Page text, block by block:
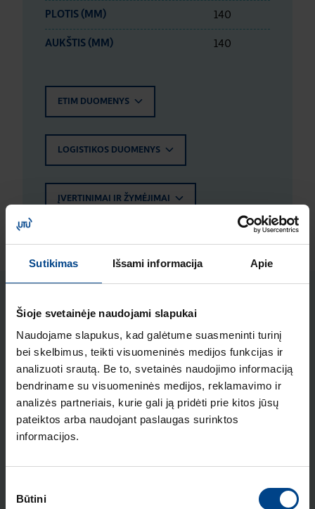
Sutikimas Išsami informacija Apie
Šioje svetainėje naudojami slapukai
Naudojame slapukus, kad galėtume suasmeninti turinį
bei skelbimus, teikti visuomeninės medijos funkcijas ir
analizuoti srautą. Be to, svetainės naudojimo informaciją
bendriname su visuomeninės medijos, reklamavimo ir
analizės partneriais, kurie gali ją pridėti prie kitos jūsų
pateiktos arba naudojant paslaugas surinktos
informacijos.
pasirinkimas
Būtini
PLOTIS (MM) 140
AUKŠTIS (MM) 140
ETIM DUOMENYS
LOGISTIKOS DUOMENYS
ĮVERTINIMAI IR ŽYMĖJIMAI
Susiję produktai
Jungtys su padidintais tarpais
varžtiniam antgaliui prijungti,
h400-h630, 3 pol.
Produkto kodas: HYD011H
Gnybtų uždengimas, skirtas h400-
Produkto kodas: HYD021H